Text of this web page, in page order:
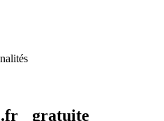
gratuite